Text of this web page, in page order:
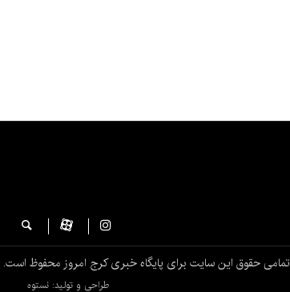
تمامی حقوق این سایت برای پایگاه خبری کرج امروز محفوظ است.
طراحی و تولید: نستوه